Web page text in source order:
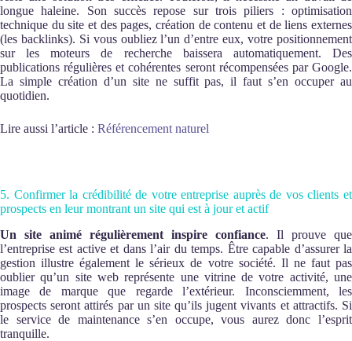
longue haleine. Son succès repose sur trois piliers : optimisation
technique du site et des pages, création de contenu et de liens externes
(les backlinks). Si vous oubliez l’un d’entre eux, votre positionnement
sur les moteurs de recherche baissera automatiquement. Des
publications régulières et cohérentes seront récompensées par Google.
La simple création d’un site ne suffit pas, il faut s’en occuper au
quotidien.
Lire aussi l’article : Référencement naturel
5. Confirmer la crédibilité de votre entreprise auprès de vos clients et
prospects en leur montrant un site qui est à jour et actif
Un site animé régulièrement inspire confiance. Il prouve que
l’entreprise est active et dans l’air du temps. Être capable d’assurer la
gestion illustre également le sérieux de votre société. Il ne faut pas
oublier qu’un site web représente une vitrine de votre activité, une
image de marque que regarde l’extérieur. Inconsciemment, les
prospects seront attirés par un site qu’ils jugent vivants et attractifs. Si
le service de maintenance s’en occupe, vous aurez donc l’esprit
tranquille.